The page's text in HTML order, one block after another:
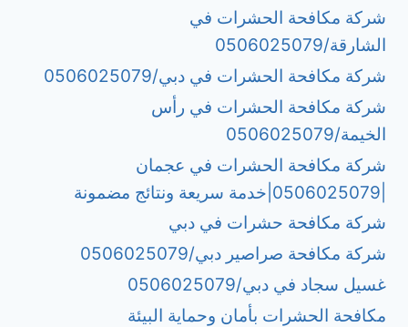
شركة مكافحة الحشرات في
الشارقة/0506025079
شركة مكافحة الحشرات في دبي/0506025079
شركة مكافحة الحشرات في رأس
الخيمة/0506025079
شركة مكافحة الحشرات في عجمان
شركة مكافحة حشرات في دبي
شركة مكافحة صراصير دبي/0506025079
غسيل سجاد في دبي/0506025079
مكافحة الحشرات بأمان وحماية البيئة